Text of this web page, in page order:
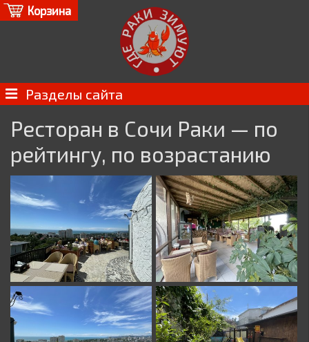
Корзина
Разделы сайта
Ресторан в Сочи Раки — по
рейтингу, по возрастанию